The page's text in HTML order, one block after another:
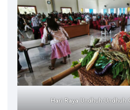
Hari Raya Undhuh-Undhuh